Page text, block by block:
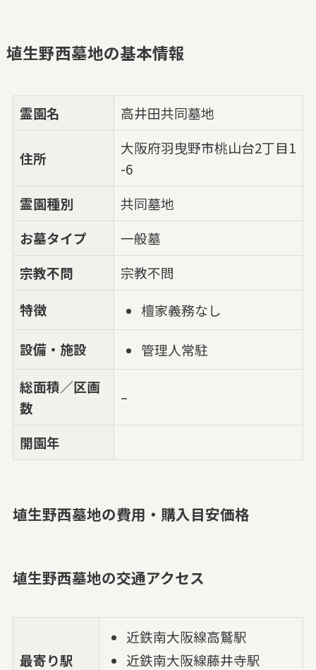
埴生野西墓地の基本情報
霊園名 高井田共同墓地
住所
大阪府羽曳野市桃山台2丁目1
-6
霊園種別
共同墓地
お墓タイプ
一般墓
宗教不問
宗教不問
特徴
檀家義務なし
設備・施設
管理人常駐
総面積／区画
数
–
開園年
埴生野西墓地の費用・購入目安価格
埴生野西墓地の交通アクセス
最寄り駅
近鉄南大阪線高鷲駅
近鉄南大阪線藤井寺駅